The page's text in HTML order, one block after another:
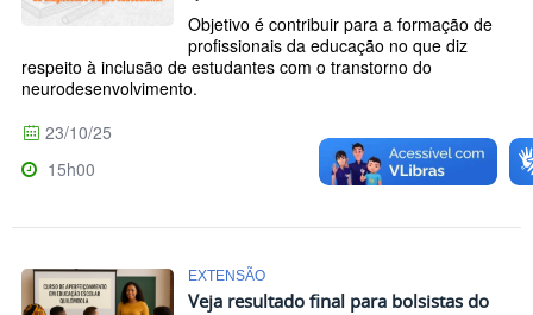
Objetivo é contribuir para a formação de
profissionais da educação no que diz
respeito à inclusão de estudantes com o transtorno do
neurodesenvolvimento.
23/10/25
15h00
EXTENSÃO
Veja resultado final para bolsistas do